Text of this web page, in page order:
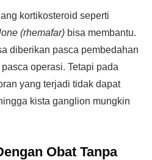
kortikosteroid seperti
(rhemafar) bisa membantu.
diberikan pasca pembedahan
operasi. Tetapi pada
yang terjadi tidak dapat
kista ganglion mungkin
Obat Tanpa